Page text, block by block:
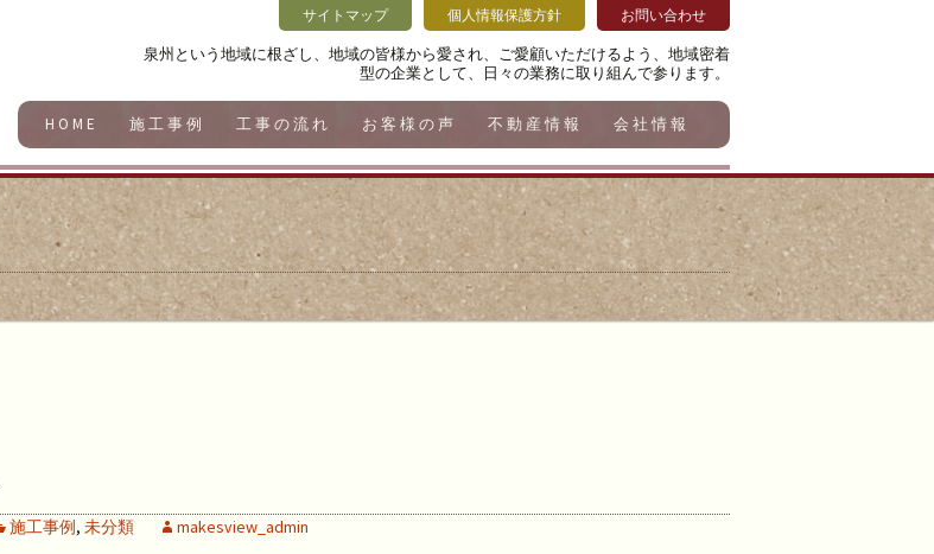
泉州という地域に根ざし、地域の皆様から愛され、ご愛顧いただけるよう、地域密着
型の企業として、日々の業務に取り組んで参ります。
サイトマップ 個人情報保護方針 お問い合わせ
HOME 施工事例 工事の流れ お客様の声 不動産情報 会社情報
施工事例, 未分類 makesview_admin